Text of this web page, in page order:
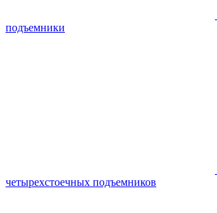
подъемники
четырехстоечных подъемников